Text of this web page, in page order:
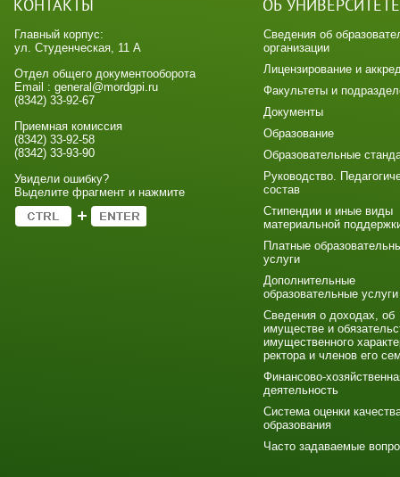
КОНТАКТЫ
Главный корпус:
ул. Студенческая, 11 А
Отдел общего документооборота
Email : general@mordgpi.ru
(8342) 33-92-67
Приемная комиссия
(8342) 33-92-58
(8342) 33-93-90
Увидели ошибку?
Выделите фрагмент и нажмите
ОБ УНИВЕРСИТЕТЕ
Сведения об
организации
Лицензирование и
Факультеты и
Документы
Образование
Образовательные
Руководство.
состав
Стипендии и иные виды
материальной
Платные
услуги
Дополнительные
образовательные услуги
Сведения о доходах, об
имуществе и
имущественного
ректора и членов его
Финансово-
деятельность
Система оценки
образования
Часто задаваемые